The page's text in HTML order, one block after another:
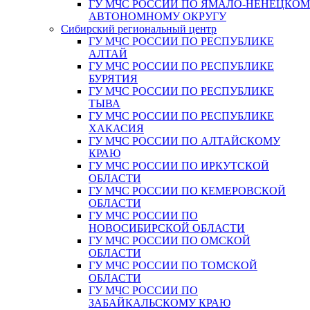
ГУ МЧС РОССИИ ПО ЯМАЛО-
АВТОНОМНОМУ ОКРУГУ
Сибирский региональный центр
ГУ МЧС РОССИИ ПО РЕСПУБЛИКЕ
АЛТАЙ
ГУ МЧС РОССИИ ПО РЕСПУБЛИКЕ
БУРЯТИЯ
ГУ МЧС РОССИИ ПО РЕСПУБЛИКЕ
ТЫВА
ГУ МЧС РОССИИ ПО РЕСПУБЛИКЕ
ХАКАСИЯ
ГУ МЧС РОССИИ ПО АЛТАЙСКОМУ
КРАЮ
ГУ МЧС РОССИИ ПО ИРКУТСКОЙ
ОБЛАСТИ
ГУ МЧС РОССИИ ПО КЕМЕРОВСКОЙ
ОБЛАСТИ
ГУ МЧС РОССИИ ПО
НОВОСИБИРСКОЙ ОБЛАСТИ
ГУ МЧС РОССИИ ПО ОМСКОЙ
ОБЛАСТИ
ГУ МЧС РОССИИ ПО ТОМСКОЙ
ОБЛАСТИ
ГУ МЧС РОССИИ ПО
ЗАБАЙКАЛЬСКОМУ КРАЮ